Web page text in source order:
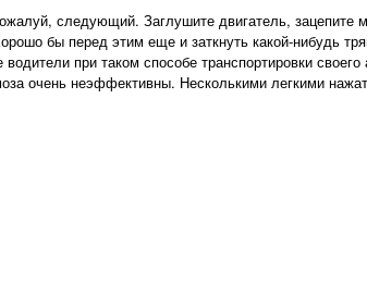
следующий. Заглушите двигатель, зацепите
бы перед этим еще и заткнуть какой-нибудь
при таком способе транспортировки
очень неэффективны. Несколькими легкими